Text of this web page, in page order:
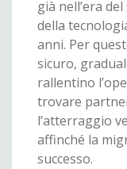
già nell’era
della
anni. Per
sicuro,
rallentino
trovare
l’atterraggio
affinché la
successo.